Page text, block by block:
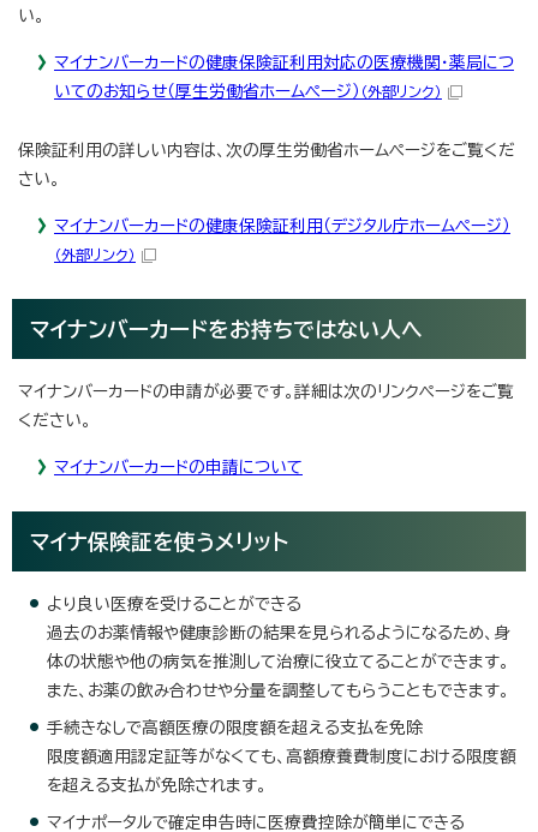
い。
マイナンバーカードの健康保険証利用対応の医療機関・薬局につ
いてのお知らせ（厚生労働省ホームページ） （外部リンク）
保険証利用の詳しい内容は、次の厚生労働省ホームページをご覧くだ
さい。
マイナンバーカードの健康保険証利用（デジタル庁ホームページ）
（外部リンク）
マイナンバーカードをお持ちではない人へ
マイナンバーカードの申請が必要です。詳細は次のリンクページをご覧
ください。
マイナンバーカードの申請について
マイナ保険証を使うメリット
より良い医療を受けることができる
過去のお薬情報や健康診断の結果を見られるようになるため、身
体の状態や他の病気を推測して治療に役立てることができます。
また、お薬の飲み合わせや分量を調整してもらうこともできます。
手続きなしで高額医療の限度額を超える支払を免除
限度額適用認定証等がなくても、高額療養費制度における限度額
を超える支払が免除されます。
マイナポータルで確定申告時に医療費控除が簡単にできる